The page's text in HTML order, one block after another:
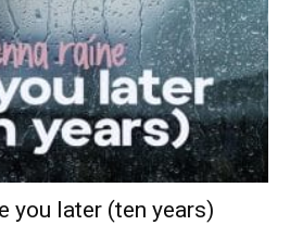
you later (ten years)